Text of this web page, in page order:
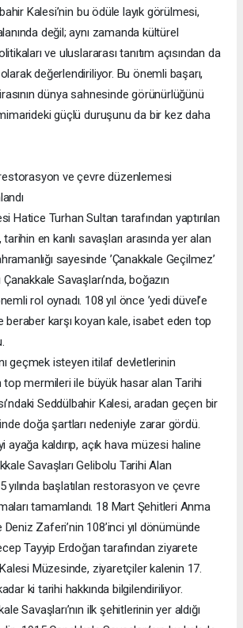
Kalesi’nin bu ödüle layık görülmesi,
değil; aynı zamanda kültürel
ve uluslararası tanıtım açısından da
değerlendiriliyor. Bu önemli başarı,
dünya sahnesinde görünürlüğünü
güçlü duruşunu da bir kez daha
ve çevre düzenlemesi
Hatice Turhan Sultan tarafından yaptırılan
en kanlı savaşları arasında yer alan
sayesinde ’Çanakkale Geçilmez’
Çanakkale Savaşları’nda, boğazın
rol oynadı. 108 yıl önce ’yedi düvel’e
beraber karşı koyan kale, isabet eden top
geçmek isteyen itilaf devletlerinin
top mermileri ile büyük hasar alan Tarihi
Seddülbahir Kalesi, aradan geçen bir
doğa şartları nedeniyle zarar gördü.
ayağa kaldırıp, açık hava müzesi haline
Savaşları Gelibolu Tarihi Alan
yılında başlatılan restorasyon ve çevre
tamamlandı. 18 Mart Şehitleri Anma
Zaferi’nin 108’inci yıl dönümünde
Tayyip Erdoğan tarafından ziyarete
Kalesi Müzesinde, ziyaretçiler kalenin 17.
ki tarihi hakkında bilgilendiriliyor.
Savaşları’nın ilk şehitlerinin yer aldığı